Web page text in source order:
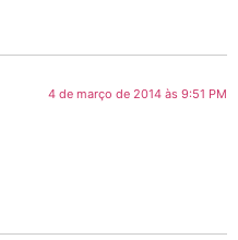
4 de março de 2014 às 9:51 PM